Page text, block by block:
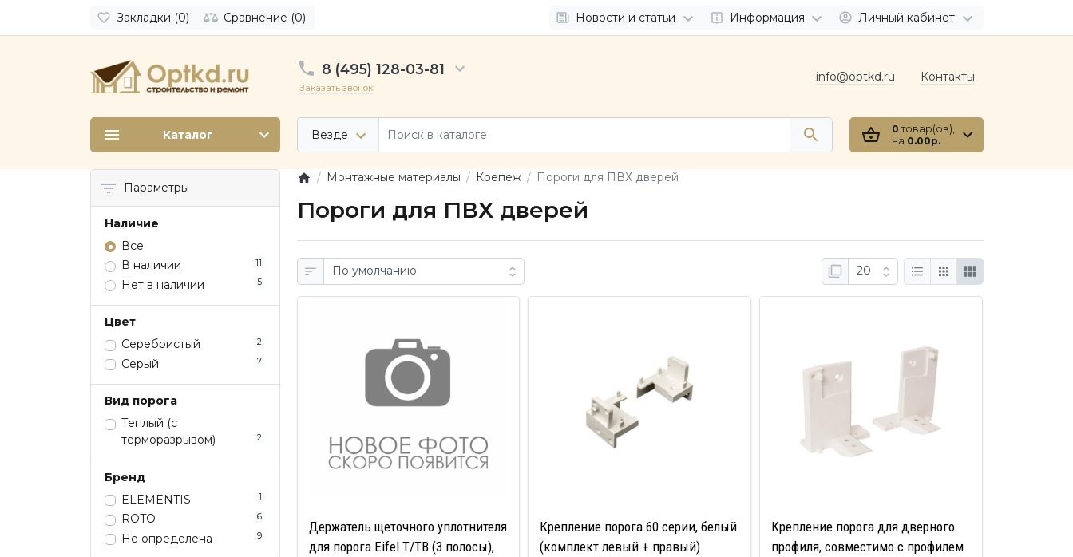
Закладки (0) Сравнение (0) Новости и статьи Информация Личный кабинет
8 (495) 128-03-81
Заказать звонок
Везде
info@optkd.ru Контакты
0 товар(ов),
на 0.00р.
Каталог
Параметры
Наличие
Все
В наличии
11
Нет в наличии 5
Цвет
Серебристый
2
Серый 7
Вид порога
Теплый (с
терморазрывом)
2
Бренд
ELEMENTIS
1
ROTO 6
Не определена 9
Монтажные материалы Крепеж Пороги для ПВХ дверей
Пороги для ПВХ дверей
Держатель щеточного уплотнителя
для порога Eifel Т/TB (3 полосы),
Крепление порога 60 серии, белый
(комплект левый + правый)
Крепление порога для дверного
профиля, совместимо c профилем